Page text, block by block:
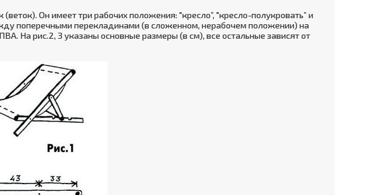
Он имеет три рабочих положения: "кресло”, "кресло-полукровать” и
поперечными перекладинами (в сложенном, нерабочем положении) на
На рис.2, 3 указаны основные размеры (в см), все остальные зависят от